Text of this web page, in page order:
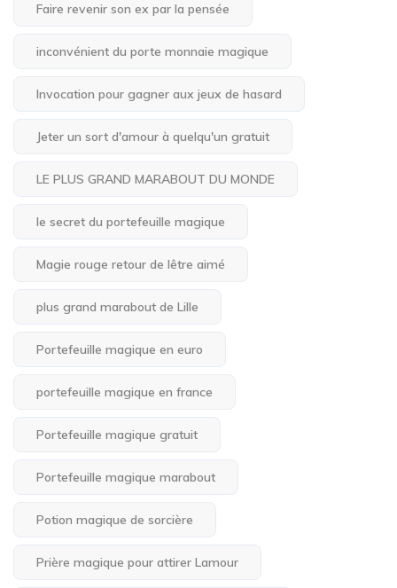
Faire revenir son ex par la pensée
inconvénient du porte monnaie magique
Invocation pour gagner aux jeux de hasard
Jeter un sort d'amour à quelqu'un gratuit
LE PLUS GRAND MARABOUT DU MONDE
le secret du portefeuille magique
Magie rouge retour de lêtre aimé
plus grand marabout de Lille
Portefeuille magique en euro
portefeuille magique en france
Portefeuille magique gratuit
Portefeuille magique marabout
Potion magique de sorcière
Prière magique pour attirer Lamour